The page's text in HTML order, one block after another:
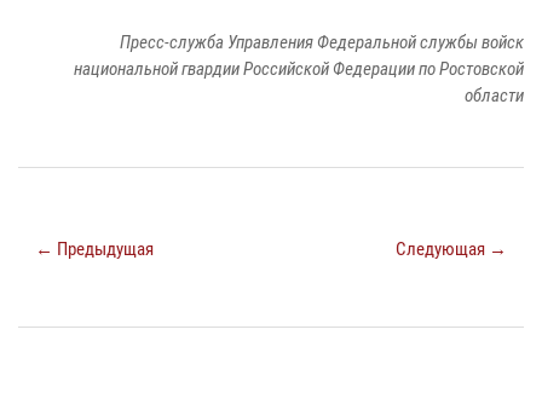
Пресс-служба Управления Федеральной службы войск
национальной гвардии Российской Федерации по Ростовской
области
← Предыдущая Следующая →